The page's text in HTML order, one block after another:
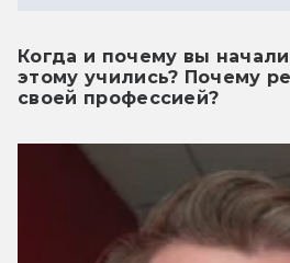
Когда и почему вы
этому учились? Почему
своей профессией?